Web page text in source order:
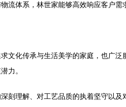
流体系，林世家能够高效响应客户
文化传承与生活美学的家庭，也广
力。
刻理解、对工艺品质的执着坚守以